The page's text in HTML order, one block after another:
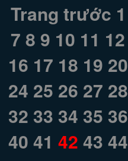
Trang trước 1
7 8 9 10 11 12
16 17 18 19 20
24 25 26 27 28
32 33 34 35 36
40 41 42 43 44